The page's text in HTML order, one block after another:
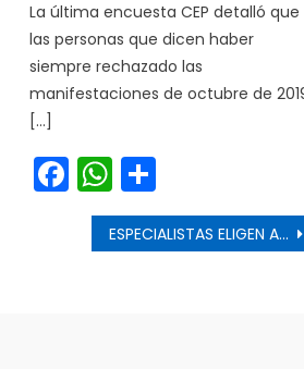
La última encuesta CEP detalló que
las personas que dicen haber
siempre rechazado las
manifestaciones de octubre de
[…]
Facebook
WhatsApp
ESPECIALISTAS ELIGEN AL MEJOR PAN FRANCÉS DEL MAULE Y PREMIAN A DUPLA DE JÓVENES PANADEROS